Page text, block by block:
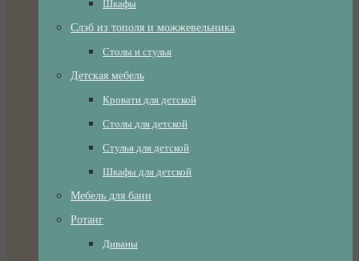
Шкафы
Слэб из тополя и можжевельника
Столы и стулья
Детская мебель
Кровати для детской
Столы для детской
Стулья для детской
Шкафы для детской
Мебель для бани
Ротанг
Диваны